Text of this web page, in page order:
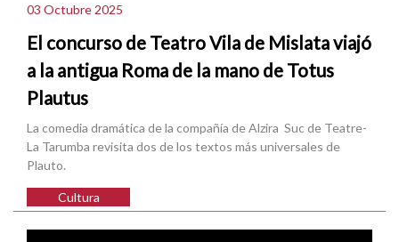
03 Octubre 2025
El concurso de Teatro Vila de Mislata viajó
a la antigua Roma de la mano de Totus
Plautus
La comedia dramática de la compañía de Alzira Suc de Teatre-
La Tarumba revisita dos de los textos más universales de
Plauto.
Cultura